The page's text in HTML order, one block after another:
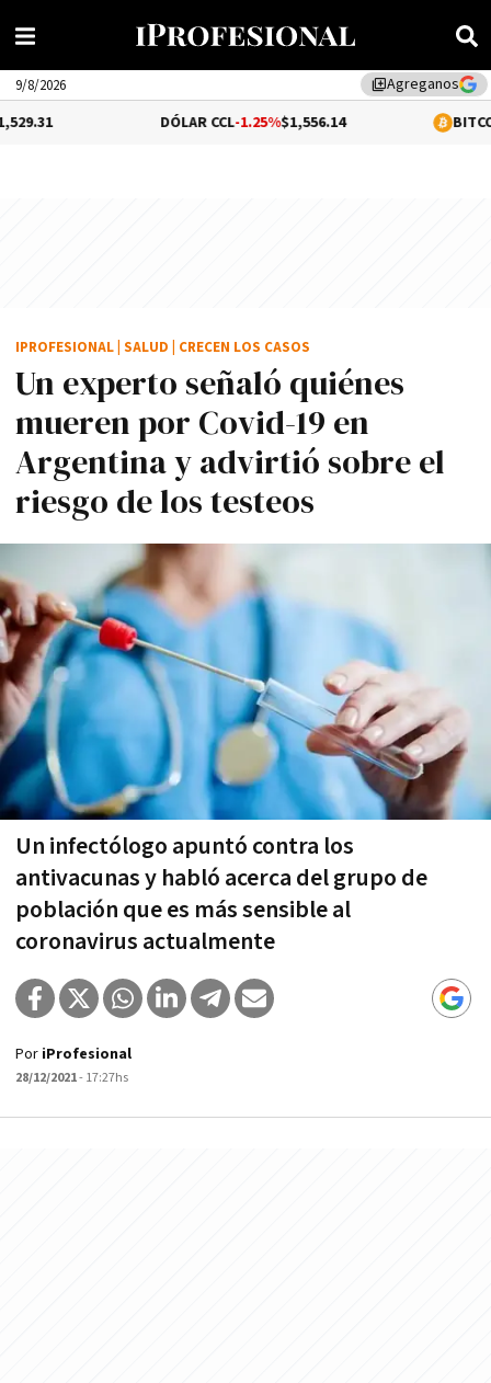
library_addAgreganos
9/8/2026
-1.25%$1,556.14 0.02%
Un experto señaló quiénes
mueren por Covid-19 en
Argentina y advirtió sobre el
riesgo de los testeos
Un infectólogo apuntó contra los
antivacunas y habló acerca del grupo de
población que es más sensible al
coronavirus actualmente
IPROFESIONAL SALUD CRECEN LOS CASOS
Por iProfesional
28/12/2021- 17:27hs